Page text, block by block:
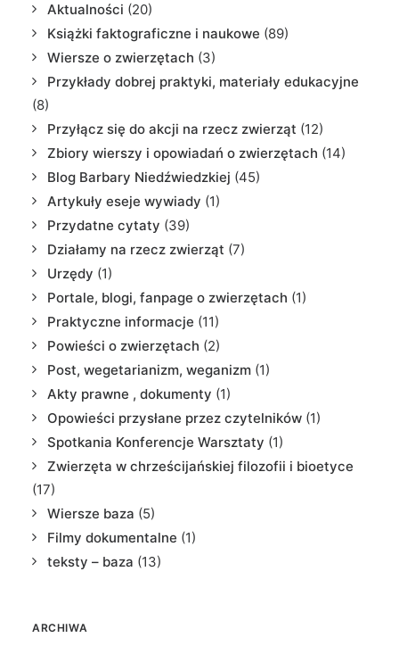
Aktualności (20)
Książki faktograficzne i naukowe (89)
Wiersze o zwierzętach (3)
Przykłady dobrej praktyki, materiały edukacyjne
(8)
Przyłącz się do akcji na rzecz zwierząt (12)
Zbiory wierszy i opowiadań o zwierzętach (14)
Blog Barbary Niedźwiedzkiej (45)
Artykuły eseje wywiady (1)
Przydatne cytaty (39)
Działamy na rzecz zwierząt (7)
Urzędy (1)
Portale, blogi, fanpage o zwierzętach (1)
Praktyczne informacje (11)
Powieści o zwierzętach (2)
Post, wegetarianizm, weganizm (1)
Akty prawne , dokumenty (1)
Opowieści przysłane przez czytelników (1)
Spotkania Konferencje Warsztaty (1)
Zwierzęta w chrześcijańskiej filozofii i bioetyce
(17)
Wiersze baza (5)
Filmy dokumentalne (1)
teksty – baza (13)
ARCHIWA